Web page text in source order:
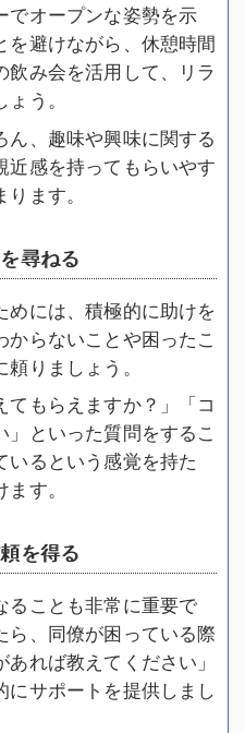
でオープンな姿勢を示
を避けながら、休憩時間
み会を活用して、リラ
う。
、趣味や興味に関する
近感を持ってもらいやす
ます。
尋ねる
めには、積極的に助けを
らないことや困ったこ
りましょう。
てもらえますか？」「コ
といった質問をするこ
いるという感覚を持た
す。
を得る
ることも非常に重要で
ら、同僚が困っている際
れば教えてください」
にサポートを提供しまし